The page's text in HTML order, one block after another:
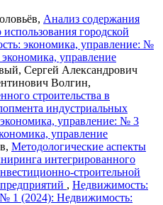
Анализ содержания
городской
экономика, управление: №
управление
Сергей Александрович
Волгин,
строительства в
индустриальных
управление: № 3
управление
Методологические аспекты
интегрированного
строительной
, Недвижимость:
1 (2024): Недвижимость: